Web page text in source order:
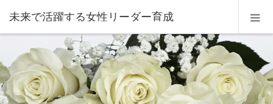
未来で活躍する女性リーダー育成